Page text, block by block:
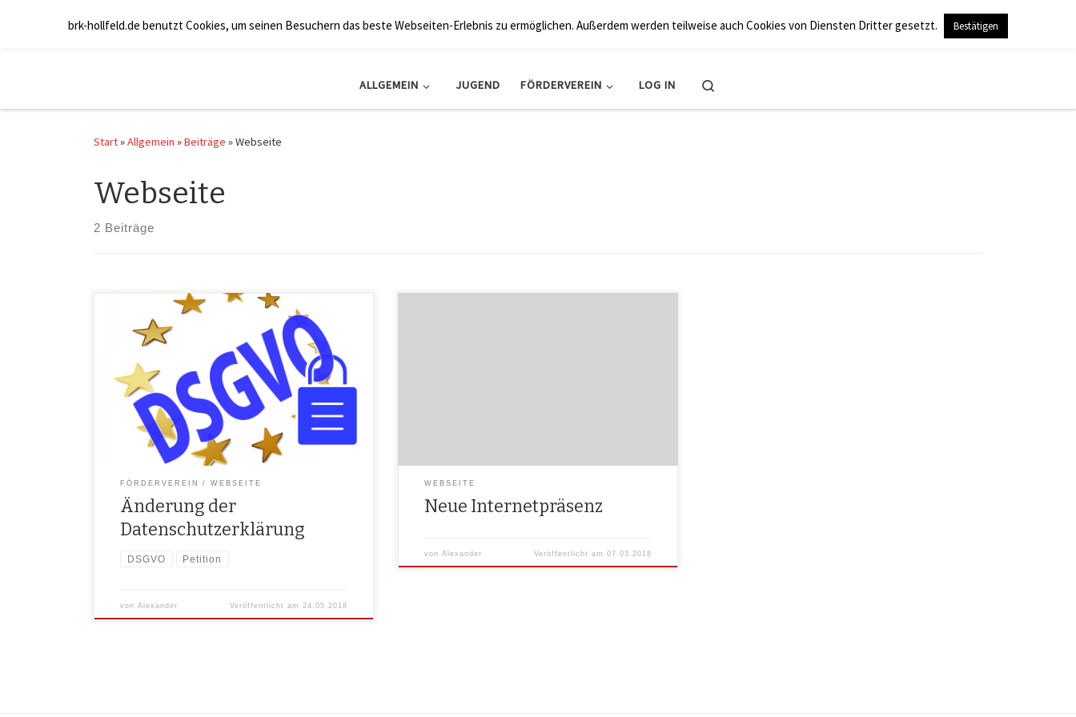
Zum Inhalt springen BRK Hollfeld LogV
ALLGEMEIN JUGEND FÖRDERVEREIN LOG IN
Start»Allgemein »Beiträge »Webseite
Webseite
2 Beiträge
Lei­der macht die DSGVO auch vor dem Ehren­amt nicht
halt. In Anbe­tracht des­sen, dass die Ver­ord­nung am
25.05.2018, also Mor­gen, in Kraft tritt, muss­ten wir
unse­re Daten­schutz­er­klä­rung auf der Web­sei­te
anpassen. https://brk-hollfeld.de/impressum-
datenschutzerklaerung/ Aktu­ell befin­det sich eine
Peti­ti­on in der Zeich­nungs­pha­se die Erleich­te­run­gen
für gemein­nüt­zi­ge Ver­ei­ne errei­chen möch­te. Gera­de
im Ehren­amt­li­chen […]
FÖRDERVEREIN WEBSEITE
Änderung der
Datenschutzerklärung
DSGVO Petition
vonAlexander Veröffentlicht am 24.05.2018
WEBSEITE
Neue Internetpräsenz
vonAlexander Veröffentlicht am 07.03.2018
brk-hollfeld.de benutzt Cookies, um seinen Besuchern das beste Webseiten-Erlebnis zu ermöglichen. Außerdem werden teilweise auch Cookies von Diensten Dritter gesetzt. Bestätigen